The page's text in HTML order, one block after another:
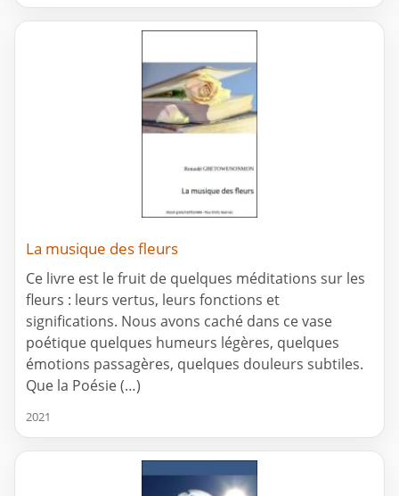
La musique des fleurs
Ce livre est le fruit de quelques méditations sur les
fleurs : leurs vertus, leurs fonctions et
significations. Nous avons caché dans ce vase
poétique quelques humeurs légères, quelques
émotions passagères, quelques douleurs subtiles.
Que la Poésie (…)
2021